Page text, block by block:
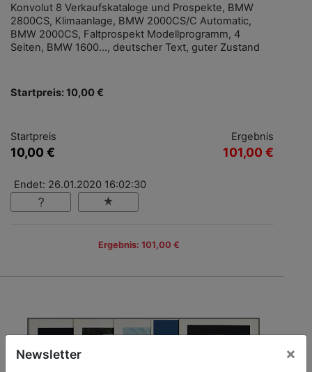
Konvolut 8 Verkaufskataloge und Prospekte, BMW
2800CS, Klimaanlage, BMW 2000CS/C Automatic,
BMW 2000CS, Faltprospekt Modellprogramm, 4
Seiten, BMW 1600..., deutscher Text, guter Zustand
Startpreis: 10,00 €
Startpreis
10,00 €
Ergebnis
101,00 €
Endet: 26.01.2020 16:02:30
Ergebnis: 101,00 €
Newsletter ×